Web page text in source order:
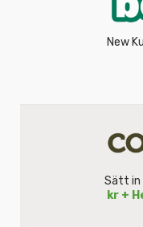
New
Sätt in
kr +